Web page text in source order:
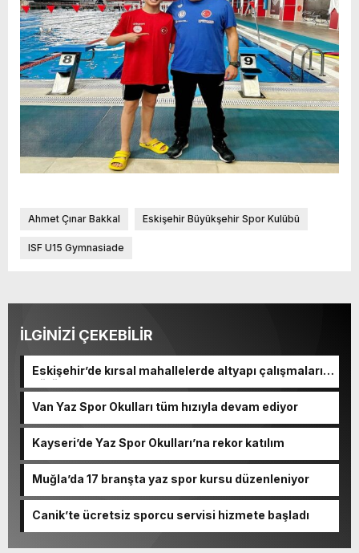
Ahmet Çınar Bakkal Eskişehir Büyükşehir Spor Kulübü
ISF U15 Gymnasiade
İLGİNİZİ ÇEKEBİLİR
Eskişehir’de kırsal mahallelerde altyapı çalışmaları
sürüyor
Van Yaz Spor Okulları tüm hızıyla devam ediyor
Kayseri’de Yaz Spor Okulları’na rekor katılım
Muğla’da 17 branşta yaz spor kursu düzenleniyor
Canik’te ücretsiz sporcu servisi hizmete başladı